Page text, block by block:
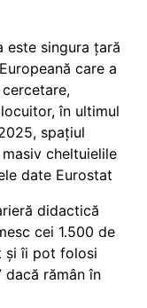
este singura țară
care a
în ultimul
spațiul
cheltuielile
date Eurostat
didactică
cei 1.500 de
și îi pot folosi
dacă rămân în